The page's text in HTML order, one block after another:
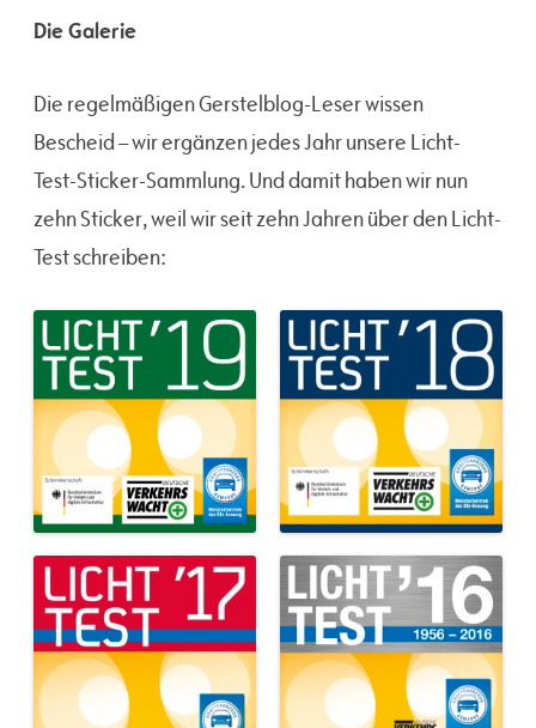
Die Galerie
Die regelmäßigen Gerstelblog-Leser wissen
Bescheid – wir ergänzen jedes Jahr unsere Licht-
Test-Sticker-Sammlung. Und damit haben wir nun
zehn Sticker, weil wir seit zehn Jahren über den Licht-
Test schreiben: